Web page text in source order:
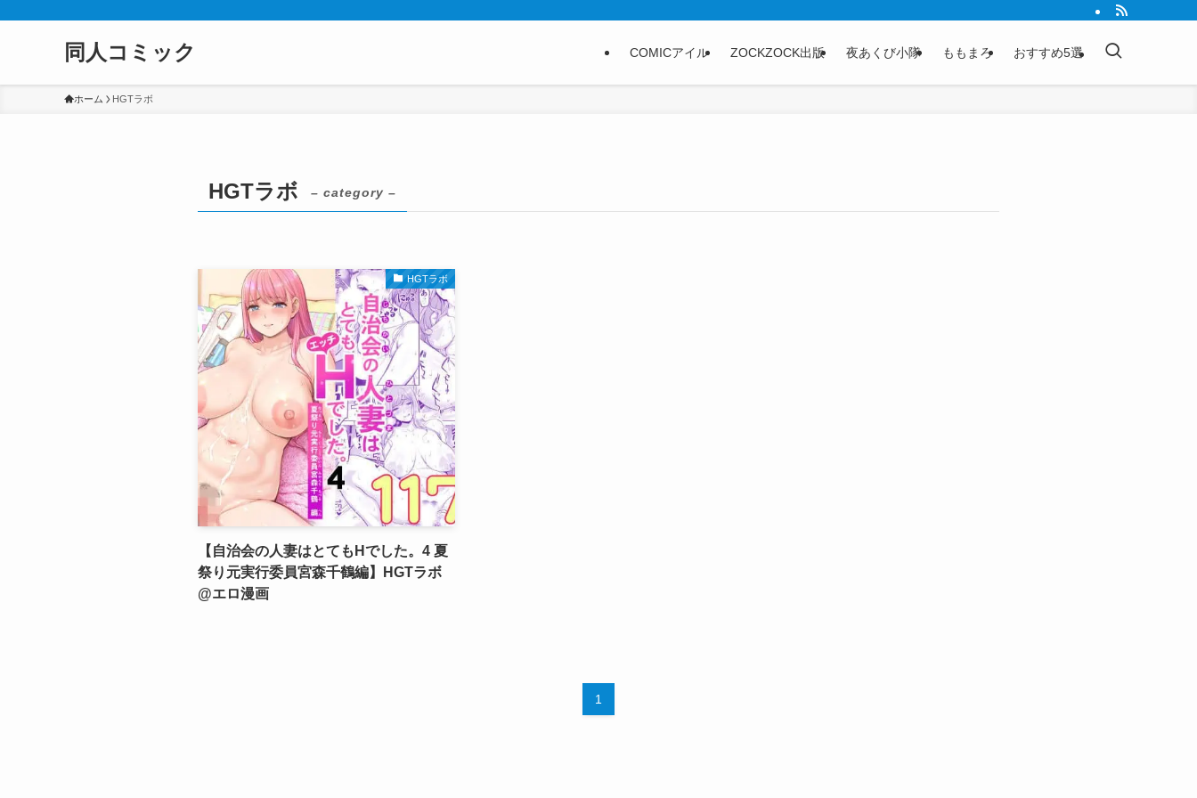
同人コミック COMICアイル ZOCKZOCK出版 夜あくび小隊 ももまろ おすすめ5選
ホーム HGTラボ
HGTラボ – category –
HGTラボ
【自治会の人妻はとてもHでした。4 夏
祭り元実行委員宮森千鶴編】HGTラボ
@エロ漫画
1